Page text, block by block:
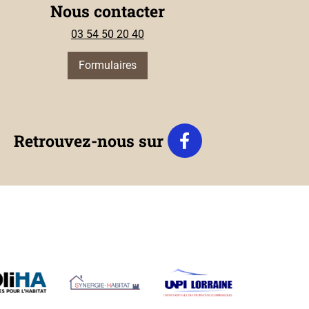
Nous contacter
03 54 50 20 40
Formulaires
Retrouvez-nous sur